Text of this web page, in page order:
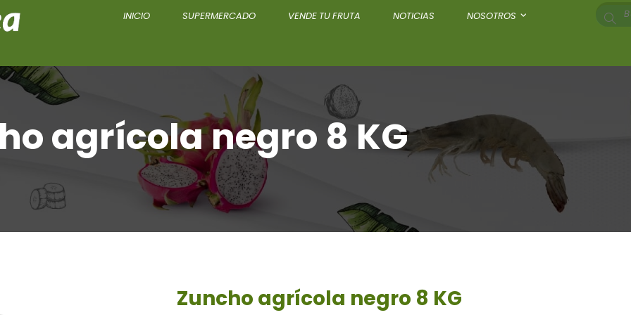
INICIO SUPERMERCADO VENDE TU FRUTA NOTICIAS NOSOTROS
agrícola negro 8 KG
Zuncho agrícola negro 8 KG